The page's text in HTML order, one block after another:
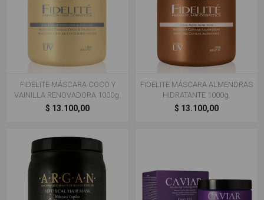
FIDELITE MÁSCARA COCO Y
VAINILLA RENOVADORA 1000g.
$ 13.100,00
FIDELITE MÁSCARA ALMENDRAS
HIDRATANTE 1000g.
$ 13.100,00